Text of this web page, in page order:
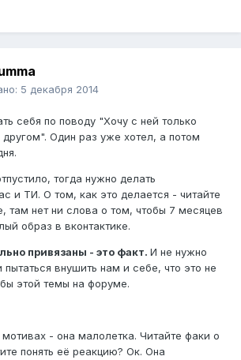
5 декабря 2014
себя по поводу "Хочу с ней только
Один раз уже хотел, а потом
тогда нужно делать
и ТИ. О том, как это делается - читайте
там нет ни слова о том, чтобы 7 месяцев
образ в вконтактике.
привязаны - это факт. И не нужно
пытаться внушить нам и себе, что это не
этой темы на форуме.
- она малолетка. Читайте факи о
понять её реакцию? Ок. Она